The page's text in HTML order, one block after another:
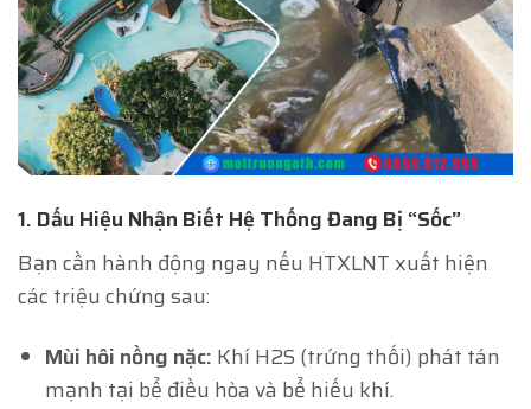
1. Dấu Hiệu Nhận Biết Hệ Thống Đang Bị “Sốc”
Bạn cần hành động ngay nếu HTXLNT xuất hiện
các triệu chứng sau:
Mùi hôi nồng nặc: Khí H2S (trứng thối) phát tán
mạnh tại bể điều hòa và bể hiếu khí.